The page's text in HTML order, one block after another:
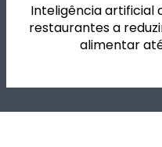
Inteligência artificial
restaurantes a
alimentar